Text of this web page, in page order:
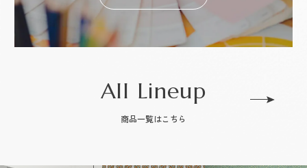
All Lineup
商品一覧はこちら